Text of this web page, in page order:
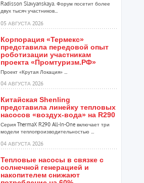
Radisson Slavyanskaya. Форум посетит более
двух тысяч участников...
05 АВГУСТА 2026
Корпорация «Термекс»
представила передовой опыт
роботизации участникам
проекта «Промтуризм.РФ»
Проект «Крутая Локация» ...
04 АВГУСТА 2026
Китайская Shenling
представила линейку тепловых
насосов «воздух-вода» на R290
Серия ThermaX R290 All-In-One включает три
модели теплопроизводительностью ...
04 АВГУСТА 2026
Тепловые насосы в связке с
солнечной генерацией и
накопителем снижают